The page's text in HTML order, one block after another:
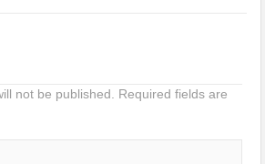
not be published.
Required fields are